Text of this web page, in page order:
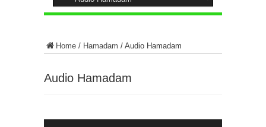
Home / Hamadam / Audio Hamadam
Audio Hamadam